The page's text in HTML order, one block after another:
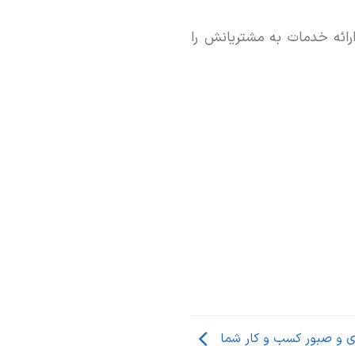
خدمات به مشتریانش را
و صبور کسب‌ و کار شما